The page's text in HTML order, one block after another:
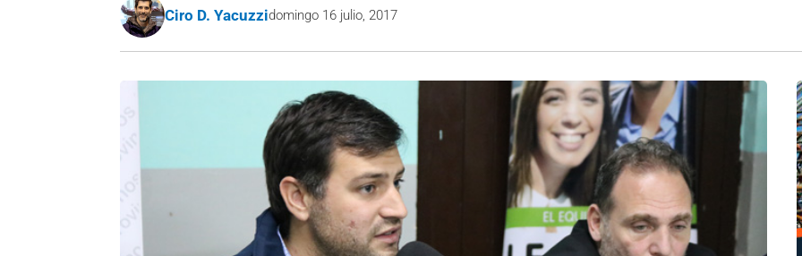
Ciro D. Yacuzzidomingo 16 julio, 2017